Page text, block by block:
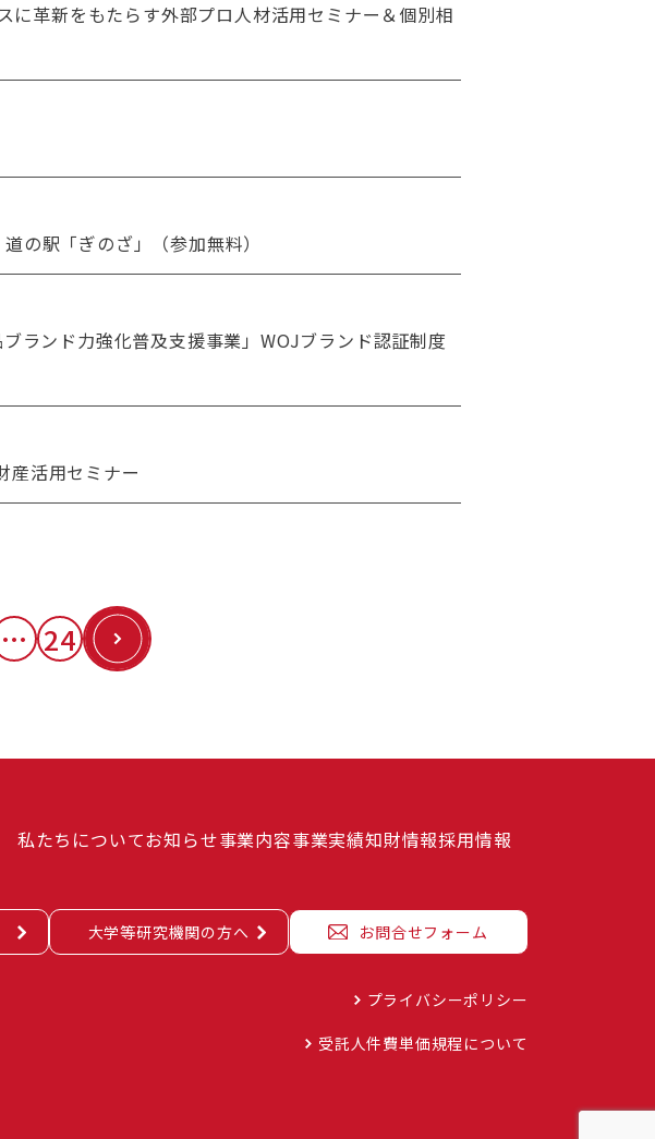
に革新をもたらす外部プロ人材活用セミナー＆個別相
駅「ぎのざ」（参加無料）
ンド力強化普及支援事業」WOJブランド認証制度
活用セミナー
… 24
私たちについてお知らせ事業内容事業実績知財情報採用情報
大学等研究機関の方へ お問合せフォーム
プライバシーポリシー
受託人件費単価規程について